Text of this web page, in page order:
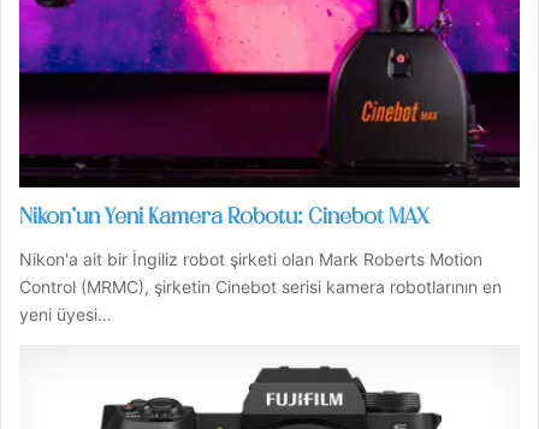
Nikon’un Yeni Kamera Robotu: Cinebot MAX
Nikon'a ait bir İngiliz robot şirketi olan Mark Roberts Motion
Control (MRMC), şirketin Cinebot serisi kamera robotlarının en
yeni üyesi…